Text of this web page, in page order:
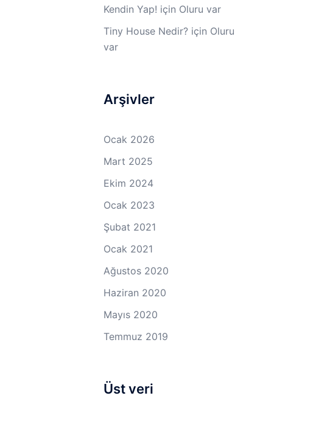
Kendin Yap! için Oluru var
Tiny House Nedir?için Oluru
var
Arşivler
Ocak 2026
Mart 2025
Ekim 2024
Ocak 2023
Şubat 2021
Ocak 2021
Ağustos 2020
Haziran 2020
Mayıs 2020
Temmuz 2019
Üst veri